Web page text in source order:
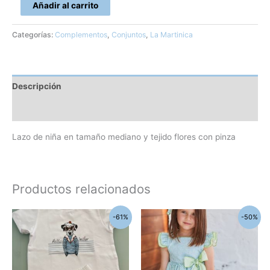
Añadir al carrito
Categorías: Complementos, Conjuntos, La Martinica
Descripción
Lazo de niña en tamaño mediano y tejido flores con pinza
Productos relacionados
-61%
original
era:
51,05€.
El
precio
actual
es:
20,00€.
Este
producto
tiene
múltiples
-50%
El
precio
original
era:
81,10€.
El
precio
actual
es:
40,55€.
Este